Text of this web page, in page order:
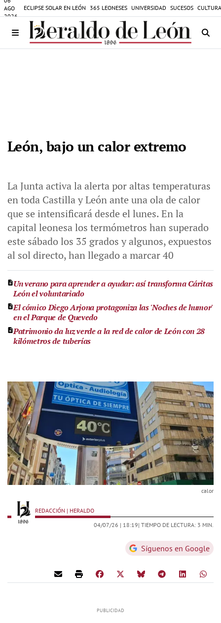
AGO
2026
ECLIPSE SOLAR EN LEÓN 365 LEONESES UNIVERSIDAD SUCESOS
León, bajo un calor extremo
La Junta activa la alerta por altas temperaturas
en toda Castilla y León ante una ola de calor
que se intensificará desde el lunes. En la
capital leonesa los termómetros han superado
este sábado los 35 grados y algunos, expuestos
al sol directo, han llegado a marcar 40
Un verano para aprender a ayudar: así transforma Cáritas
León el voluntariado
El cómico Diego Arjona protagoniza las 'Noches de humor'
en el Parque de Quevedo
Patrimonio da luz verde a la red de calor de León con 28
kilómetros de tuberías
calor
REDACCIÓN | HERALDO
04/07/26 | 18:19| TIEMPO DE LECTURA: 3 MIN.
Síguenos en Google